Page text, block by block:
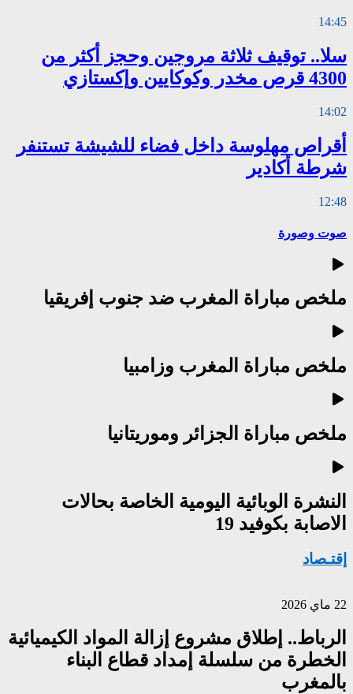
14:45
سلا.. توقيف ثلاثة مروجين وحجز أكثر من
4300 قرص مخدر وكوكايين وإكستازي
14:02
أقراص مهلوسة داخل فضاء للشيشة تستنفر
شرطة أكادير
12:48
صوت وصورة
ملخص مباراة المغرب ضد جنوب إفريقيا
ملخص مباراة المغرب وزامبيا
ملخص مباراة الجزائر وموريتانيا
النشرة الوبائية اليومية الخاصة بحالات
الاصابة بكوفيد 19
إقتـصاد
22 ماي 2026
الرباط.. إطلاق مشروع إزالة المواد الكيميائية
الخطرة من سلسلة إمداد قطاع البناء
بالمغرب